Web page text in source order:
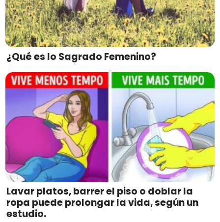
¿Qué es lo Sagrado Femenino?
Lavar platos, barrer el piso o doblar la
ropa puede prolongar la vida, según un
estudio.